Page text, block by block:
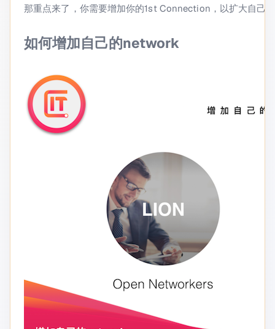
那重点来了，你需要增加你的1st Connection，以扩大自己
如何增加自己的network